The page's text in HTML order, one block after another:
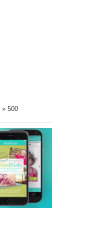
» 500